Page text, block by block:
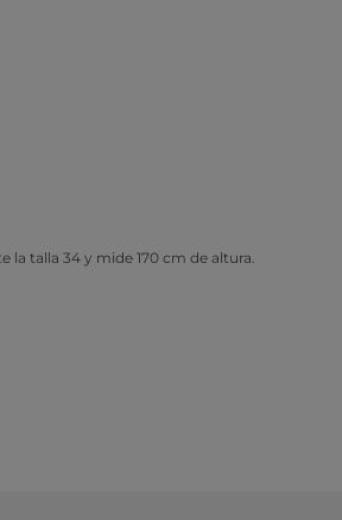
la talla 34 y mide 170 cm de altura.